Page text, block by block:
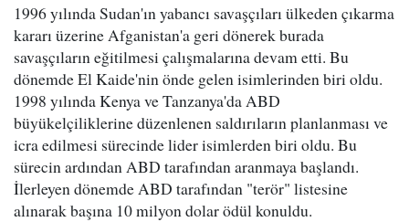
1996 yılında Sudan'ın yabancı savaşçıları ülkeden çıkarma
kararı üzerine Afganistan'a geri dönerek burada
savaşçıların eğitilmesi çalışmalarına devam etti. Bu
dönemde El Kaide'nin önde gelen isimlerinden biri oldu.
1998 yılında Kenya ve Tanzanya'da ABD
büyükelçiliklerine düzenlenen saldırıların planlanması ve
icra edilmesi sürecinde lider isimlerden biri oldu. Bu
sürecin ardından ABD tarafından aranmaya başlandı.
İlerleyen dönemde ABD tarafından "terör" listesine
alınarak başına 10 milyon dolar ödül konuldu.